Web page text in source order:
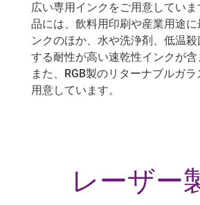
広い専用インクをご用意してい
品には、飲料用印刷や産業用途に
ンクのほか、水や洗浄剤、低温
する耐性が高い速乾性インク が含
また、
RGB製のリターナブルガラ
用意しています。
レーザー